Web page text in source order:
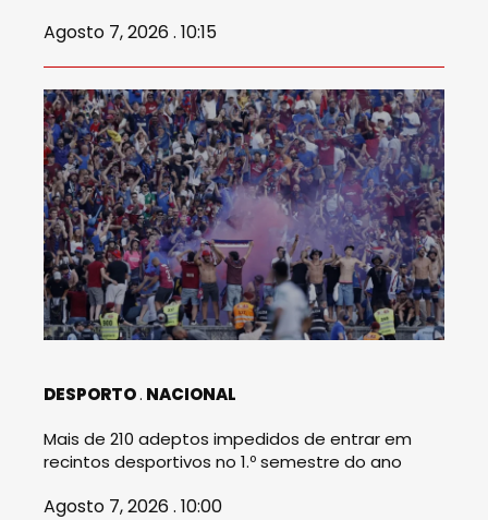
Agosto 7, 2026 . 10:15
DESPORTO NACIONAL
Mais de 210 adeptos impedidos de entrar em
recintos desportivos no 1.º semestre do ano
Agosto 7, 2026 . 10:00